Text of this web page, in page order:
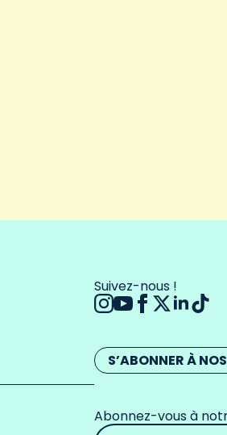
Suivez-nous !
S’ABONNER À
Abonnez-vous à
Adresse